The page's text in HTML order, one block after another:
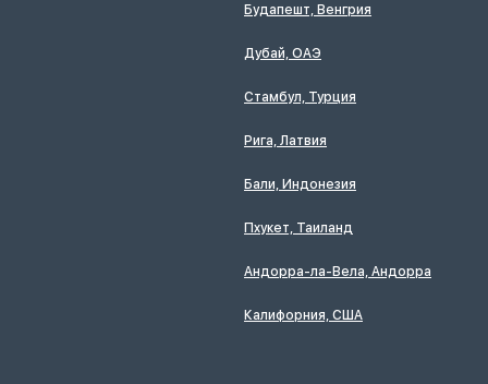
Будапешт, Венгрия
Дубай, ОАЭ
Стамбул, Турция
Рига, Латвия
Бали, Индонезия
Пхукет, Таиланд
Андорра-ла-Вела, Андорра
Калифорния, США